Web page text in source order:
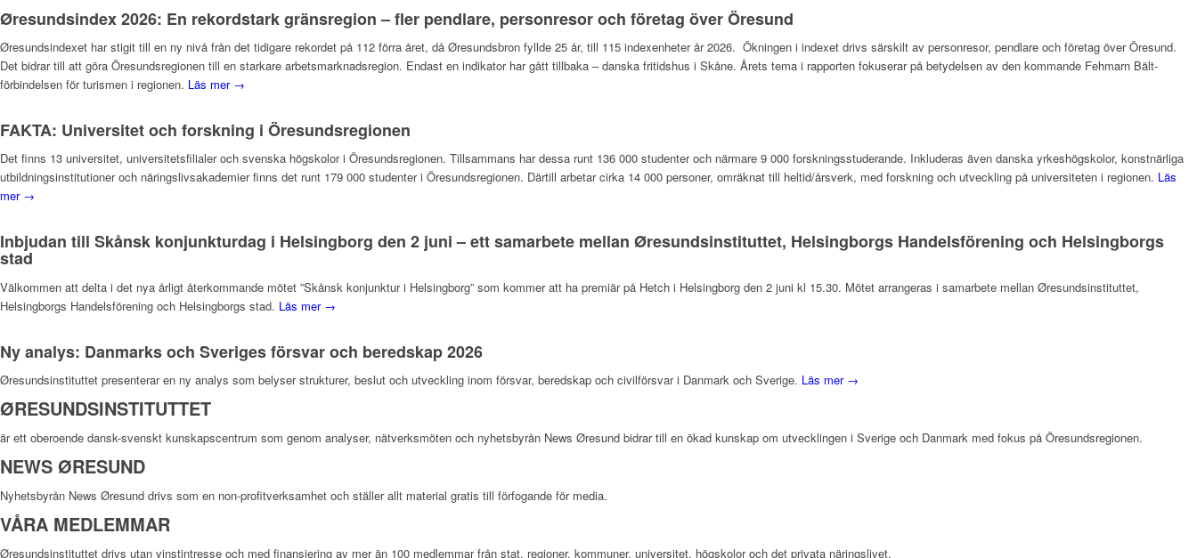
Øresundsindex 2026: En rekordstark gränsregion – fler pendlare, personresor och företag över Öresund
Øresundsindexet har stigit till en ny nivå från det tidigare rekordet på 112 förra året, då Øresundsbron fyllde 25 år, till 115 indexenheter år 2026. Ökningen i indexet drivs särskilt av personresor, pendlare och företag över Öresund.
Det bidrar till att göra Öresundsregionen till en starkare arbetsmarknadsregion. Endast en indikator har gått tillbaka – danska fritidshus i Skåne. Årets tema i rapporten fokuserar på betydelsen av den kommande Fehmarn Bält-
förbindelsen för turismen i regionen. Läs mer →
FAKTA: Universitet och forskning i Öresundsregionen
Det finns 13 universitet, universitetsfilialer och svenska högskolor i Öresundsregionen. Tillsammans har dessa runt 136 000 studenter och närmare 9 000 forskningsstuderande. Inkluderas även danska yrkeshögskolor, konstnärliga
utbildningsinstitutioner och näringslivsakademier finns det runt 179 000 studenter i Öresundsregionen. Därtill arbetar cirka 14 000 personer, omräknat till heltid/årsverk, med forskning och utveckling på universiteten i regionen. Läs
mer →
Inbjudan till Skånsk konjunkturdag i Helsingborg den 2 juni – ett samarbete mellan Øresundsinstituttet, Helsingborgs Handelsförening och Helsingborgs
stad
Välkommen att delta i det nya årligt återkommande mötet ”Skånsk konjunktur i Helsingborg” som kommer att ha premiär på Hetch i Helsingborg den 2 juni kl 15.30. Mötet arrangeras i samarbete mellan Øresundsinstituttet,
Helsingborgs Handelsförening och Helsingborgs stad. Läs mer →
Ny analys: Danmarks och Sveriges försvar och beredskap 2026
Øresundsinstituttet presenterar en ny analys som belyser strukturer, beslut och utveckling inom försvar, beredskap och civilförsvar i Danmark och Sverige. Läs mer →
ØRESUNDSINSTITUTTET
är ett oberoende dansk-svenskt kunskapscentrum som genom analyser, nätverksmöten och nyhetsbyrån News Øresund bidrar till en ökad kunskap om utvecklingen i Sverige och Danmark med fokus på Öresundsregionen.
NEWS ØRESUND
Nyhetsbyrån News Øresund drivs som en non-profitverksamhet och ställer allt material gratis till förfogande för media.
VÅRA MEDLEMMAR
Øresundsinstituttet drivs utan vinst­intresse och med finansiering av mer än 100 medlemmar från stat, regioner, kommuner, universitet, högskolor och det privata näringslivet.